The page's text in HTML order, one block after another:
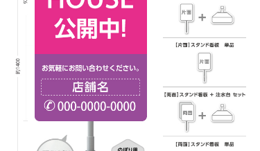
CATEGORY
住まい・暮らし
美容・健康 地域・観光
イベント・季節 不動産・建築
カルチャー・教養 娯楽
既製デザイン商品注文方法
オリジナルオーダー注文方法
料金一覧
お届け納期と配送方法
初めての方へ トップ
商品について
お客様の声
よくある質問